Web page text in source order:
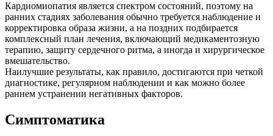
Кардиомиопатия является спектром состояний, поэтому на
ранних стадиях заболевания обычно требуется наблюдение и
корректировка образа жизни, а на поздних подбирается
комплексный план лечения, включающий медикаментозную
терапию, защиту сердечного ритма, а иногда и хирургическое
вмешательство.
Наилучшие результаты, как правило, достигаются при четкой
диагностике, регулярном наблюдении и как можно более
раннем устранении негативных факторов.
Симптоматика